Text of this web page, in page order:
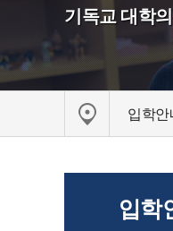
기독교 대학
입학안
입학